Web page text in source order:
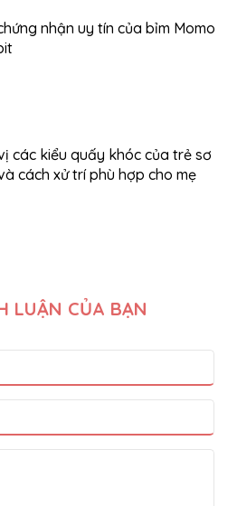
nhận uy tín của bỉm Momo
các kiểu quấy khóc của trẻ sơ
cách xử trí phù hợp cho mẹ
LUẬN CỦA BẠN